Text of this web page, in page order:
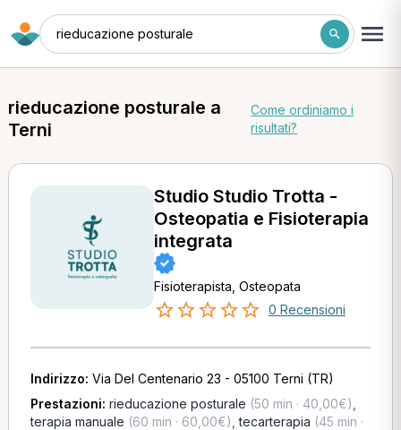
rieducazione posturale
rieducazione posturale a
Terni
Come ordiniamo i
risultati?
Studio Studio Trotta -
Osteopatia e Fisioterapia
integrata
Fisioterapista, Osteopata
0 Recensioni
Indirizzo: Via Del Centenario 23 - 05100 Terni (TR)
Prestazioni: rieducazione posturale (50 min · 40,00€)
terapia manuale (60 min · 60,00€) ,tecarterapia (45 min ·